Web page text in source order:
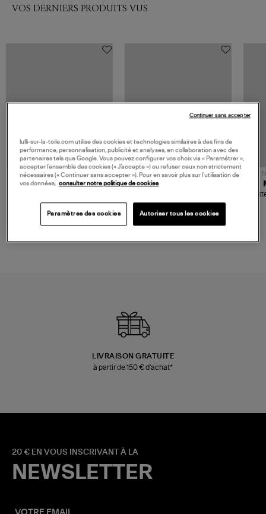
VOS DERNIERS PRODUITS VUS
480,00 €
JEROME DREYFUSS
Champagne
NOUVELLE COLLECTION
189,00 €
Mousse
LIVRAISON GRATUITE
à partir de 150 € d'achat*
20 € EN VOUS INSCRIVANT À LA
NEWSLETTER
lulli-sur-la-toile.com utilise des cookies et technologies similaires à des fins de
performance, personnalisation, publicité et analyses, en collaboration avec des
partenaires tels que Google. Vous pouvez configurer vos choix via « Paramétrer »,
accepter l’ensemble des cookies (« J’accepte ») ou refuser ceux non strictement
nécessaires (« Continuer sans accepter »). Pour en savoir plus sur l’utilisation de
vos données,
consulter notre politique de cookies
Paramètres des cookies Autoriser tous les cookies
Continuer sans accepter